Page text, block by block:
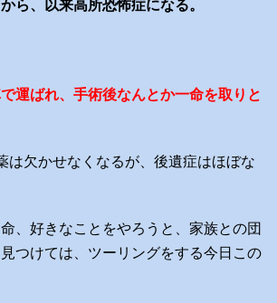
ら、以来高所恐怖症になる。
運ばれ、手術後なんとか一命を取りと
は欠かせなくなるが、後遺症はほぼな
、好きなことをやろうと、家族との団
つけては、ツーリングをする今日この